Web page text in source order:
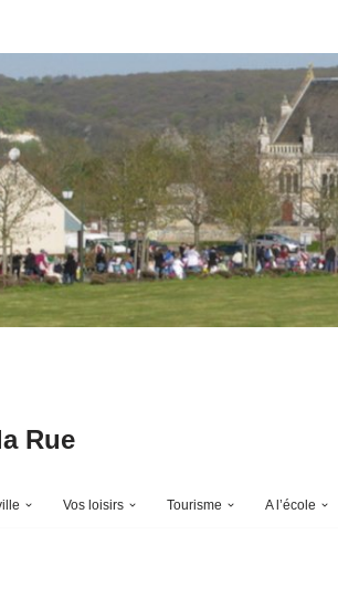
Rue
Vos loisirs Tourisme A l’école